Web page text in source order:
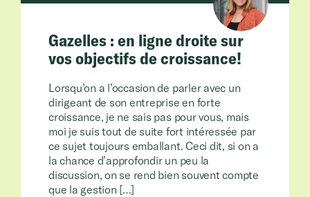
Gazelles : en ligne droite sur
vos objectifs de croissance!
Lorsqu’on a l’occasion de parler avec un
dirigeant de son entreprise en forte
croissance, je ne sais pas pour vous, mais
moi je suis tout de suite fort intéressée par
ce sujet toujours emballant. Ceci dit, si on a
la chance d’approfondir un peu la
discussion, on se rend bien souvent compte
que la gestion […]